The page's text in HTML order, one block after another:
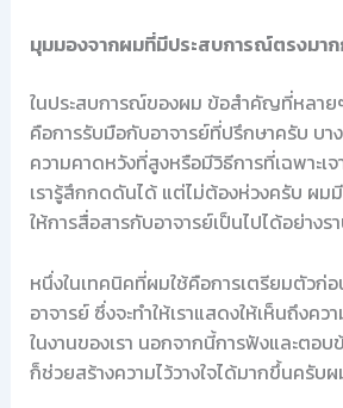
มุมมองจากผมที่มีประสบการณ์ตรงมาก
ในประสบการณ์ของผม ข้อสำคัญที่หลาย
คือการรับมือกับอาจารย์ที่ปรึกษาครับ บา
ความคาดหวังที่สูงหรือมีวิธีการที่เฉพาะเจ
เรารู้สึกกดดันได้ แต่ไม่ต้องห่วงครับ ผม
ให้การสื่อสารกับอาจารย์เป็นไปได้อย่างร
หนึ่งในเทคนิคที่ผมใช้คือการเตรียมตัวก่
อาจารย์ ซึ่งจะทำให้เราแสดงให้เห็นถึงคว
ในงานของเรา นอกจากนี้การฟังและตอ
ก็ช่วยสร้างความไว้วางใจได้มากขึ้นครับ